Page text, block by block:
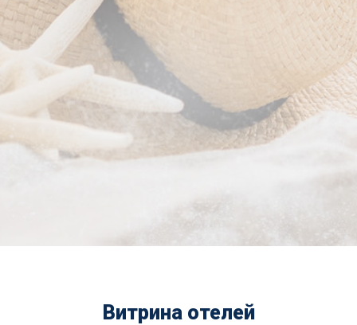
Витрина отелей